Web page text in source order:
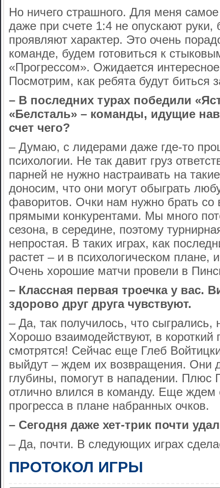
Но ничего страшного. Для меня
даже при счете 1:4 не опускают руки,
проявляют характер. Это очень
команде, будем готовиться к
«Прогрессом». Ожидается
Посмотрим, как ребята будут биться
– В последних турах победили
«Белсталь» – команды, идущие
счет чего?
– Думаю, с лидерами даже где-то
психологии. Не так давит груз
парней не нужно настраивать на
доносим, что они могут обыграть
фаворитов. Очки нам нужно брать
прямыми конкурентами. Мы много
сезона, в середине, поэтому
непростая. В таких играх, как
растет – и в психологическом плане,
Очень хорошие матчи провели в
– Классная первая троечка у вас.
здорово друг друга чувствуют.
– Да, так получилось, что
Хорошо взаимодействуют, в
смотрятся! Сейчас еще Глеб
выйдут – ждем их возвращения. Они
глубины, помогут в нападении.
отлично влился в команду. Еще ждем
прогресса в плане набранных очков.
– Сегодня даже хет-трик почти
– Да, почти. В следующих играх
ПРОТОКОЛ ИГРЫ